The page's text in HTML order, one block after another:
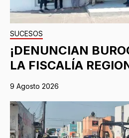
SUCESOS
¡DENUNCIAN
LA FISCALÍA
9 Agosto 2026